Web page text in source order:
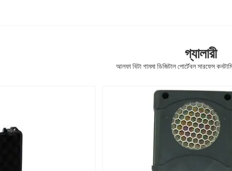
গ্যালারী
আলফা বিটা গামমা ডিজিটাল পোর্টেবল সারফেস